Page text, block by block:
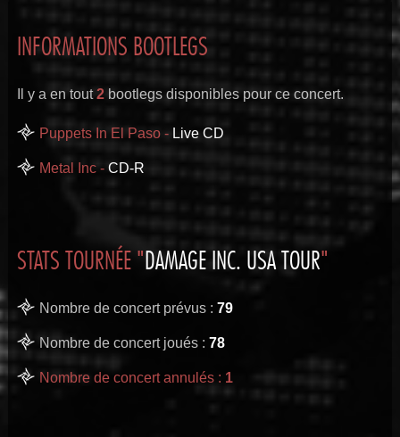
INFORMATIONS BOOTLEGS
Il y a en tout2bootlegs disponibles pour ce concert.
Puppets In El Paso - Live CD
Metal Inc - CD-R
STATS TOURNÉE "DAMAGE INC. USA TOUR"
Nombre de concert prévus : 79
Nombre de concert joués : 78
Nombre de concert annulés : 1